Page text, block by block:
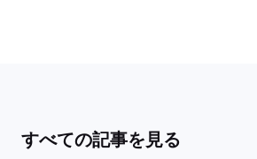
すべての記事を見る